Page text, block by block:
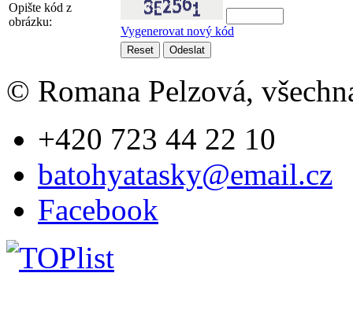
Opište kód z
obrázku:
Vygenerovat nový kód
© Romana Pelzová,
+420 723 44 22 10
batohyatasky@email.cz
Facebook